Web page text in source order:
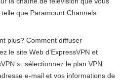
que Paramount Channels.
plus? Comment diffuser
le site Web d’ExpressVPN et
», sélectionnez le plan VPN
e-mail et vos informations de